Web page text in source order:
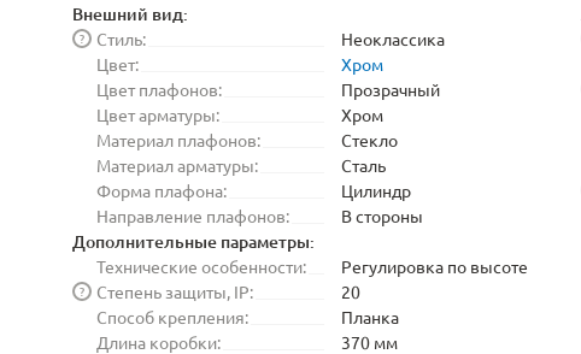
Внешний вид:
Стиль:
?
Неоклассика
Цвет:
Хром
Цвет плафонов:
Прозрачный
Цвет арматуры:
Хром
Материал плафонов:
Стекло
Материал арматуры:
Сталь
Форма плафона:
Цилиндр
Направление плафонов:
В стороны
Дополнительные параметры:
Технические особенности:
Регулировка по высоте
Степень защиты, IP:
?
20
Способ крепления:
Планка
Длина коробки:
370 мм